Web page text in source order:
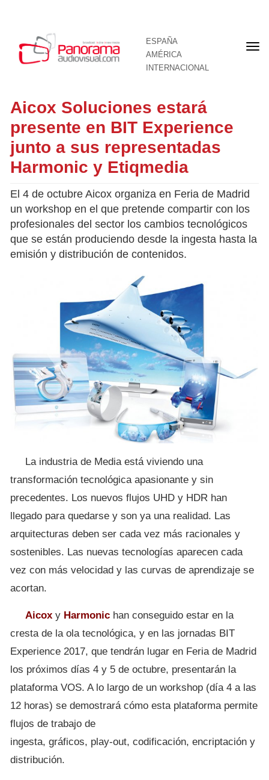
ESPAÑA
AMÉRICA
INTERNACIONAL
Aicox Soluciones estará
presente en BIT Experience
junto a sus representadas
Harmonic y Etiqmedia
El 4 de octubre Aicox organiza en Feria de Madrid
un workshop en el que pretende compartir con los
profesionales del sector los cambios tecnológicos
que se están produciendo desde la ingesta hasta la
emisión y distribución de contenidos.
La industria de Media está viviendo una
transformación tecnológica apasionante y sin
precedentes. Los nuevos flujos UHD y HDR han
llegado para quedarse y son ya una realidad. Las
arquitecturas deben ser cada vez más racionales y
sostenibles. Las nuevas tecnologías aparecen cada
vez con más velocidad y las curvas de aprendizaje se
acortan.
Aicox y Harmonic han conseguido estar en la
cresta de la ola tecnológica, y en las jornadas BIT
Experience 2017, que tendrán lugar en Feria de Madrid
los próximos días 4 y 5 de octubre, presentarán la
plataforma VOS. A lo largo de un workshop (día 4 a las
12 horas) se demostrará cómo esta plataforma permite
flujos de trabajo de
ingesta, gráficos, play-out, codificación, encriptación y
distribución.